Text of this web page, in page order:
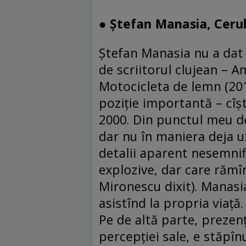
● Ștefan Manasia,
Ștefan Manasia nu a
de scriitorul clujean –
Motocicleta de lemn
poziție importantă –
2000. Din punctul meu
dar nu în maniera deja
detalii aparent
explozive, dar care
Mironescu dixit).
asistînd la propria
Pe de altă parte,
percepției sale, e